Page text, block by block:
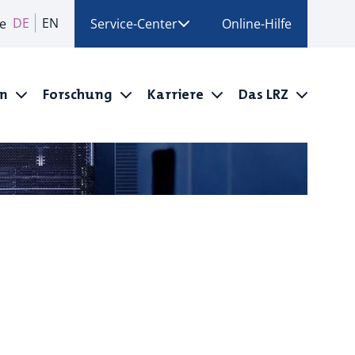
DE EN Service-Center Online-Hilfe
Forschung Karriere Das LRZ